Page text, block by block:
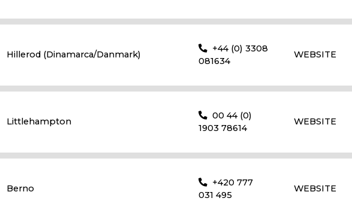
Hillerod (Dinamarca/Danmark)
+44 (0) 3308
081634
WEBSITE
Littlehampton
00 44 (0)
1903 78614
WEBSITE
Berno
+420 777
031 495
WEBSITE